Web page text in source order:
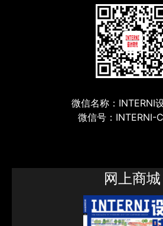
微信名称：INTERNI
微信号：INTERNI-
网上商城